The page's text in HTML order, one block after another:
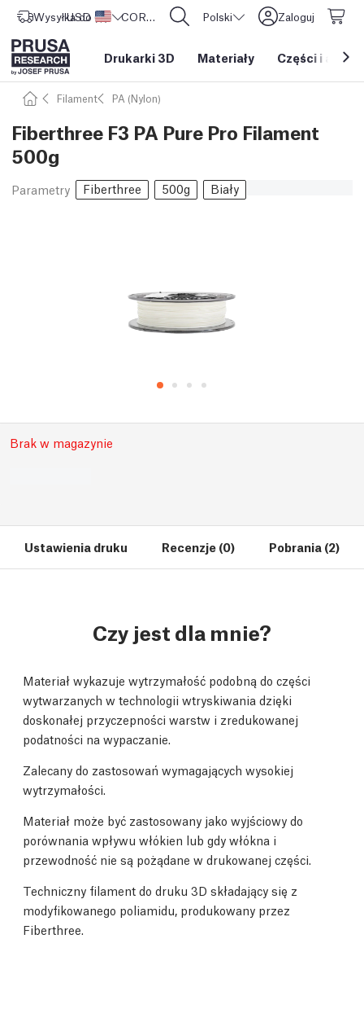
Wysyłka do Stany Zjednoczone
USD ($) CORE One L: Już w sprzedaży! Polski Zaloguj
Drukarki 3D Materiały Części i
Filament PA (Nylon)
Fiberthree F3 PA Pure Pro Filament
500g
Parametry Fiberthree 500g Biały
Brak w magazynie
Ustawienia druku Recenzje (0) Pobrania (2)
Czy jest dla mnie?
Materiał wykazuje wytrzymałość podobną do części
wytwarzanych w technologii wtryskiwania dzięki
doskonałej przyczepności warstw i zredukowanej
podatności na wypaczanie.
Zalecany do zastosowań wymagających wysokiej
wytrzymałości.
Materiał może być zastosowany jako wyjściowy do
porównania wpływu włókien lub gdy włókna i
przewodność nie są pożądane w drukowanej części.
Techniczny filament do druku 3D składający się z
modyfikowanego poliamidu, produkowany przez
Fiberthree.